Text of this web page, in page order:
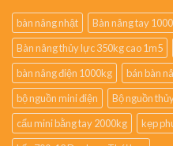
bàn nâng nhật
Bàn nâng tay
Bàn nâng thủy lực 350kg cao 1m5
bàn nâng điện 1000kg
bán bàn
bộ nguồn mini điện
Bộ nguồn
cẩu mini bằng tay 2000kg
kẹp